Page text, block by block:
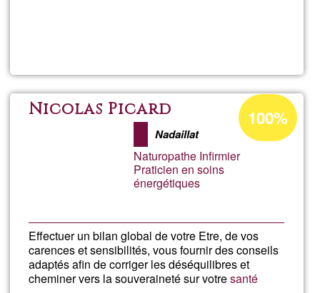
Aurora
Albalat
Nicolas Picard
Nadaillat
Naturopathe Infirmier
Praticien en soins
énergétiques
Effectuer un bilan global de votre Etre, de vos
carences et sensibilités, vous fournir des conseils
adaptés afin de corriger les déséquilibres et
cheminer vers la souveraineté sur votresanté
Porcentaje
de
aceptación
100%